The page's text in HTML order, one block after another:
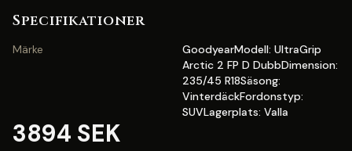
Specifikationer
Märke
GoodyearModell: UltraGrip
Arctic 2 FP D DubbDimension:
235/45 R18Säsong:
VinterdäckFordonstyp:
SUVLagerplats: Valla
3894 SEK